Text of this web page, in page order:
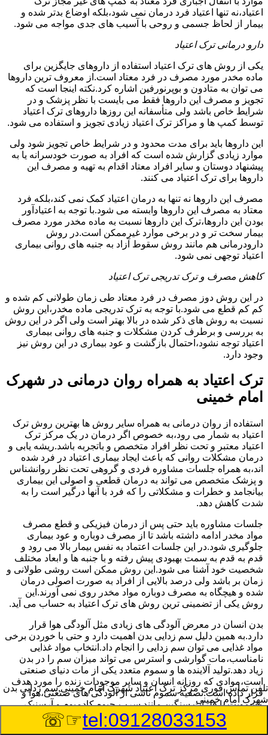
اعتیاد،نه تنها اعتیاد فرد درمان نمی شود،بلکه اوضاع بدتر شده و
بیمار از لحاظ جسمی و روحی با آسیب های جدی مواجه می شود.
دارو درمانی ترک اعتیاد
یکی از روش های ترک اعتیاد استفاده از داروهای جایگزین برای
ماده مخدر مورد مصرف در فرد معتاد است.از معروف ترین داروها
می توان به متادون و بوپرنورفین اشاره کرد.نکته اینجا است که
تجویز و مصرف این داروها فقط می بایست با نظر پزشک و در
شرایط خاص باشد ولی متأسفانه این روزها داروهای ترک اعتیاد
توسط کمپ ها و مراکز ترک اعتیاد زیادی تجویز و استفاده می شود.
این داروها باید برای مدت محدود و در شرایط خاص تجویز شود ولی
موارد زیادی گزارش شده است که افراد به صورت خودسرانه یا به
پیشنهاد دوستان و سایر افراد معتاد اقدام به تهیه و مصرف این
داروها برای ترک اعتیاد می کنند.
مصرف این داروها نه تنها به درمان اعتیاد کمک نمی کند،بلکه فرد
معتاد به مصرف این داروها وابسته می شود.با توجه به اعتیادآور
بودن این داروها،ترک این داروها نسبت به ماده مخدر مورد مصرف
بیمار سخت تر و در برخی موارد غیرممکن است.در روش
دارودرمانی هم مانند روش سقوط آزاد به جنبه های روانی بیماری
اعتیاد توجهی نمی شود.
کاهش مصرف و ترک تدریجی ترک اعتیاد
در این روش دوز مصرف در فرد معتاد طی زمان طولانی کم شده و
کم کم قطع می شود.با توجه به ترک تدریجی ماده مخدر،این روش
نسبت به روش های ذکر شده در بالا بهتر است ولی اگر در این روش
به بررسی و برطرف کردن مشکلات و جنبه های روانی بیماری
اعتیاد توجه نشود،احتمال بازگشت و عود بیماری در این روش نیز
وجود دارد.
ترک اعتیاد به همراه روان درمانی در شهرک
امام خمینی
استفاده از روان درمانی به همراه سایر روش ها بهترین روش ترک
اعتیاد به شمار می رود،به خصوص اگر درمان در یک مرکز ترک
اعتیاد معتبر و تحت نظر افراد متخصص و باتجربه باشد.ریشه یابی و
درمان مشکلات روانی که باعث ایجاد بیماری اعتیاد در فرد شده
اند،به همراه جلسات مشاوره فردی و گروهی تحت نظر روانشناس
و پزشک متخصص می تواند به درمان قطعی و اصولی این بیماری
بیانجامد و خطرات و مشکلاتی را که فرد با آنها درگیر است را به
شدت کاهش دهد.
جلسات مشاوره باید حتی پس از درمان فیزیکی و قطع مصرف
مواد مخدر ادامه داشته باشد تا از مصرف دوباره و عود بیماری
جلوگیری شود.در این جلسات اعتماد به نفس بیمار بالا می رود و
قدم به قدم به سمت بهبودی پیش رفته و با جنبه ها و ابعاد مختلف
شخصیت خود آشنا می شود.این روش ممکن است روشی طولانی و
زمان بر باشد ولی درصد بالایی از افراد به صورت اصولی درمان
شده و هیچگاه به مصرف دوباره مواد مخدر روی نمی آورند.این
روش یکی از تضمینی ترین روش های ترک اعتیاد به حساب می آید.
بدن انسان در معرض آلودگی های زیادی مثل آلودگی هوا قرار
دارد.به همین دلیل سم زدایی بدن اهمیت دارد و حتی با خوردن برخی
مواد غذایی می توان سم زدایی را انجام داد.انتخاب مواد غذایی
نامناسب،مات گوارشی و استرس می تواند میزان سم را در بدن
زیاد دهد.تولید آلاینده ها و سموم متعدد یکی از مات دنیای صنعتی
است،موادی که روزانه انسان و سایر موجودات زنده را مورد هدف
قرار داده است.تصفیه سموم ناشی از آلودگی های صنعتی،هوا و
مسمویت با فلزات سنگین مانند سرب،جیوه،کادمیوم و آرسنیک
نیازمند شناسایی تازه ترین راههای مقابله دراین زمینه است.
تلفن تماس فوریمرکز ترک اعتیاد شهرک امام خمینی,سم زدایی بدن
شهرک امام خمینی
tel:09128033153
☞☏